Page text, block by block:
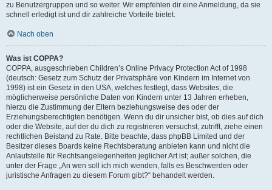
zu Benutzergruppen und so weiter. Wir empfehlen dir eine Anmeldung, da sie
schnell erledigt ist und dir zahlreiche Vorteile bietet.
Nach oben
Was ist COPPA?
COPPA, ausgeschrieben Children’s Online Privacy Protection Act of 1998
(deutsch: Gesetz zum Schutz der Privatsphäre von Kindern im Internet von
1998) ist ein Gesetz in den USA, welches festlegt, dass Websites, die
möglicherweise persönliche Daten von Kindern unter 13 Jahren erheben,
hierzu die Zustimmung der Eltern beziehungsweise des oder der
Erziehungsberechtigten benötigen. Wenn du dir unsicher bist, ob dies auf dich
oder die Website, auf der du dich zu registrieren versuchst, zutrifft, ziehe einen
rechtlichen Beistand zu Rate. Bitte beachte, dass phpBB Limited und der
Besitzer dieses Boards keine Rechtsberatung anbieten kann und nicht die
Anlaufstelle für Rechtsangelegenheiten jeglicher Art ist; außer solchen, die
unter der Frage „An wen soll ich mich wenden, falls es Beschwerden oder
juristische Anfragen zu diesem Forum gibt?“ behandelt werden.